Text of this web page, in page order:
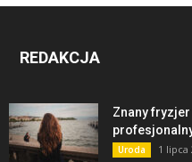
REDAKCJA
Znany fryzjer
Uroda 1 lipca